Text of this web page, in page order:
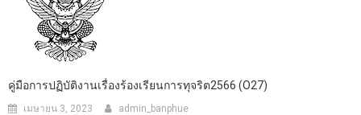
คู่มือการปฏิบัติงานเรื่องร้องเรียนการทุจริต2566 (O27)
เมษายน 3, 2023 admin_banphue